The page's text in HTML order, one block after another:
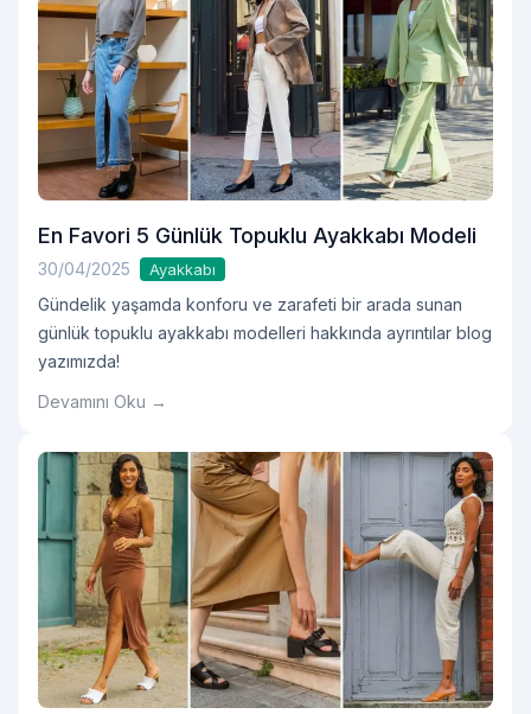
En Favori 5 Günlük Topuklu Ayakkabı Modeli
30/04/2025 Ayakkabı
Gündelik yaşamda konforu ve zarafeti bir arada sunan
günlük topuklu ayakkabı modelleri hakkında ayrıntılar blog
yazımızda!
Devamını Oku →